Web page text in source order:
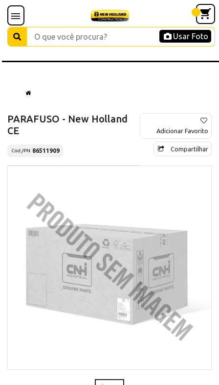
Usar Foto
PARAFUSO - New Holland
CE
Cód./PN 86511909
Adicionar Favorito
Compartilhar